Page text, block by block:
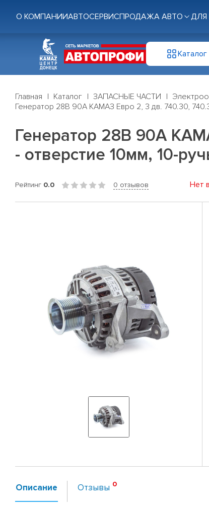
О КОМПАНИИАВТОСЕРВИСПРОДАЖА АВТО ДЛЯ
Каталог
Главная Каталог ЗАПАСНЫЕ ЧАСТИ
Генератор 28В 90А КАМАЗ Евро 2, 3 дв. 740.30,
Генератор 28В 90А
- отверстие 10мм, 10-
Рейтинг 0.0 0 отзывов Нет
Описание Отзывы